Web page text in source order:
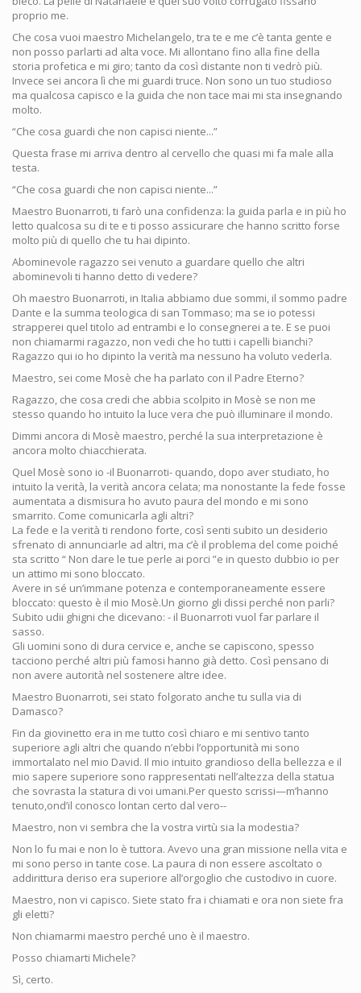
proprio me.
Che cosa vuoi maestro Michelangelo, tra te e me c’è tanta gente e
non posso parlarti ad alta voce. Mi allontano fino alla fine della
storia profetica e mi giro; tanto da così distante non ti vedrò più.
Invece sei ancora lì che mi guardi truce. Non sono un tuo studioso
ma qualcosa capisco e la guida che non tace mai mi sta insegnando
molto.
“Che cosa guardi che non capisci niente...”
Questa frase mi arriva dentro al cervello che quasi mi fa male alla
testa.
“Che cosa guardi che non capisci niente...”
Maestro Buonarroti, ti farò una confidenza: la guida parla e in più ho
letto qualcosa su di te e ti posso assicurare che hanno scritto forse
molto più di quello che tu hai dipinto.
Abominevole ragazzo sei venuto a guardare quello che altri
abominevoli ti hanno detto di vedere?
Oh maestro Buonarroti, in Italia abbiamo due sommi, il sommo padre
Dante e la summa teologica di san Tommaso; ma se io potessi
strapperei quel titolo ad entrambi e lo consegnerei a te. E se puoi
non chiamarmi ragazzo, non vedi che ho tutti i capelli bianchi?
Ragazzo qui io ho dipinto la verità ma nessuno ha voluto vederla.
Maestro, sei come Mosè che ha parlato con il Padre Eterno?
Ragazzo, che cosa credi che abbia scolpito in Mosè se non me
stesso quando ho intuito la luce vera che può illuminare il mondo.
Dimmi ancora di Mosè maestro, perché la sua interpretazione è
ancora molto chiacchierata.
Quel Mosè sono io -il Buonarroti- quando, dopo aver studiato, ho
intuito la verità, la verità ancora celata; ma nonostante la fede fosse
aumentata a dismisura ho avuto paura del mondo e mi sono
smarrito. Come comunicarla agli altri?
La fede e la verità ti rendono forte, così senti subito un desiderio
sfrenato di annunciarle ad altri, ma c’è il problema del come poiché
sta scritto “ Non dare le tue perle ai porci ”e in questo dubbio io per
un attimo mi sono bloccato.
Avere in sé un’immane potenza e contemporaneamente essere
bloccato: questo è il mio Mosè.Un giorno gli dissi perché non parli?
Subito udii ghigni che dicevano: - il Buonarroti vuol far parlare il
sasso.
Gli uomini sono di dura cervice e, anche se capiscono, spesso
tacciono perché altri più famosi hanno già detto. Così pensano di
non avere autorità nel sostenere altre idee.
Maestro Buonarroti, sei stato folgorato anche tu sulla via di
Damasco?
Fin da giovinetto era in me tutto così chiaro e mi sentivo tanto
superiore agli altri che quando n’ebbi l’opportunità mi sono
immortalato nel mio David. Il mio intuito grandioso della bellezza e il
mio sapere superiore sono rappresentati nell’altezza della statua
che sovrasta la statura di voi umani.Per questo scrissi—m’hanno
tenuto,ond’il conosco lontan certo dal vero--
Maestro, non vi sembra che la vostra virtù sia la modestia?
Non lo fu mai e non lo è tuttora. Avevo una gran missione nella vita e
mi sono perso in tante cose. La paura di non essere ascoltato o
addirittura deriso era superiore all’orgoglio che custodivo in cuore.
Maestro, non vi capisco. Siete stato fra i chiamati e ora non siete fra
gli eletti?
Non chiamarmi maestro perché uno è il maestro.
Posso chiamarti Michele?
Sì, certo.